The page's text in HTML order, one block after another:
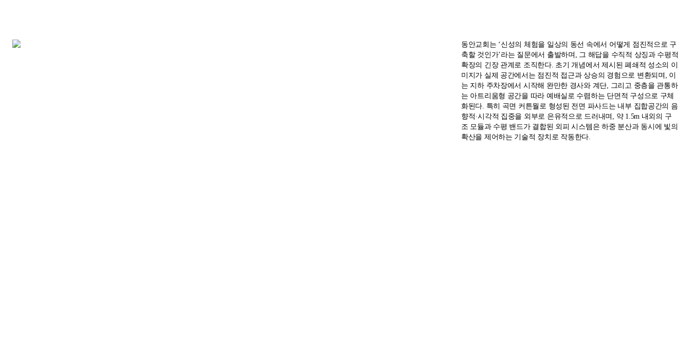
동안교회는 ‘신성의 체험을 일상의 동선 속에서 어떻게 점진적으로 구
축할 것인가’라는 질문에서 출발하며, 그 해답을 수직적 상징과 수평적
확장의 긴장 관계로 조직한다. 초기 개념에서 제시된 폐쇄적 성소의 이
미지가 실제 공간에서는 점진적 접근과 상승의 경험으로 변환되며, 이
는 지하 주차장에서 시작해 완만한 경사와 계단, 그리고 중층을 관통하
는 아트리움형 공간을 따라 예배실로 수렴하는 단면적 구성으로 구체
화된다. 특히 곡면 커튼월로 형성된 전면 파사드는 내부 집합공간의 음
향적·시각적 집중을 외부로 은유적으로 드러내며, 약 1.5m 내외의 구
조 모듈과 수평 밴드가 결합된 외피 시스템은 하중 분산과 동시에 빛의
확산을 제어하는 기술적 장치로 작동한다.